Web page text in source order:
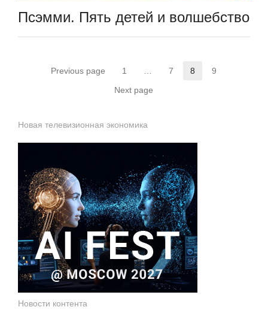
Псэмми. Пять детей и волшебство
Пагинация
Previous page Страница
1 Страница
7 Страница
8
9
Next page
Новая телевизионная экономика
Новости контента